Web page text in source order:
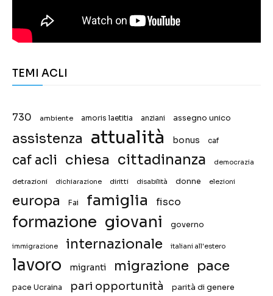
TEMI ACLI
730 ambiente amoris laetitia anziani assegno unico
assistenza attualità bonus caf
caf acli chiesa cittadinanza democrazia
detrazioni dichiarazione diritti disabilità donne elezioni
europa Fai famiglia fisco
formazione giovani governo
immigrazione internazionale italiani all'estero
lavoro migranti migrazione pace
pace Ucraina pari opportunità parità di genere